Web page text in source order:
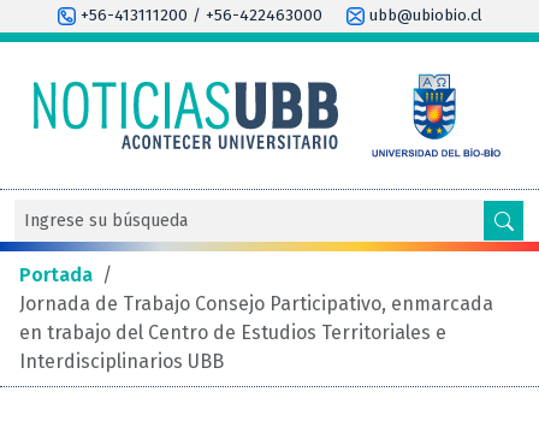
+56-413111200 / +56-422463000 ubb@ubiobio.cl
Portada /
Jornada de Trabajo Consejo Participativo, enmarcada
en trabajo del Centro de Estudios Territoriales e
Interdisciplinarios UBB